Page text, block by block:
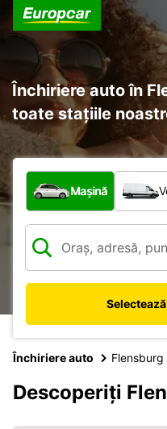
Închiriere auto în
toate stațiile
Ce tip de vehicul?
Mașină
Închiriere auto Flensburg
Descoperiți